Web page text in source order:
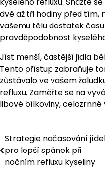
dvě až tři hodiny před tím,
vašemu tělu dostatek
pravděpodobnost
Jíst menší, častější jídla
Tento přístup zabraňuje
zůstávalo ve vašem
refluxu. Zaměřte se na
libové bílkoviny, celozrnné
Post
navigation
Strategie načasování jídel
pro lepší spánek při
nočním refluxu kyseliny